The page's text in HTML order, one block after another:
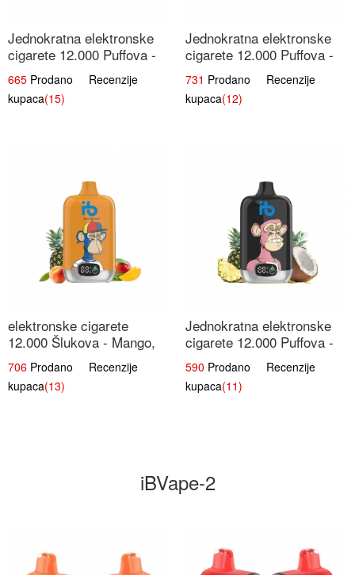
Jednokratna elektronske
cigarete 12.000 Puffova -
Lubenica Sladoled | Ljetna
Desertna Aroma
665 Prodano Recenzije
kupaca(15)
Jednokratna elektronske
cigarete 12.000 Puffova -
Breskva i Voćni Sok |
Osježavajuća Voćna
Mješavina
731 Prodano Recenzije
kupaca(12)
elektronske cigarete
12.000 Šlukova - Mango,
Ananas, Breskva | Tropska
Voćna Mješavina
706 Prodano Recenzije
kupaca(13)
Jednokratna elektronske
cigarete 12.000 Puffova -
Ananas i Kokos Sladoled |
Tropski Desert
590 Prodano Recenzije
kupaca(11)
iBVape-2